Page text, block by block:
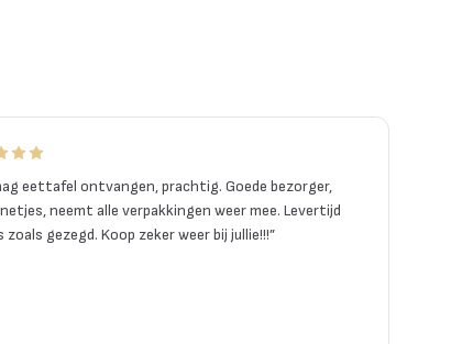
eettafel ontvangen, prachtig. Goede bezorger,
neemt alle verpakkingen weer mee. Levertijd
zoals gezegd. Koop zeker weer bij jullie!!!”